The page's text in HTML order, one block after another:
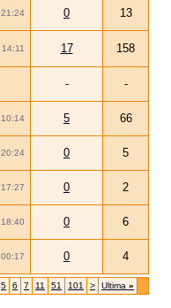
21:24 0 13
14:11 17 158
- -
10:14 5 66
20:24 0 5
17:27 0 2
18:40 0 6
00:17 0 4
5 6 7 11 51 101 > Ultima »